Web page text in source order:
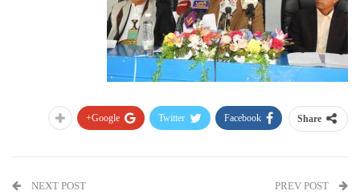
Share
Facebook
Twitter
Google+
NEXT POST